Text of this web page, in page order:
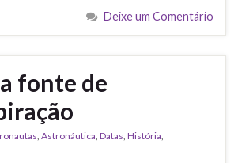
Deixe um Comentário
fonte de
, Astronáutica, Datas, História,